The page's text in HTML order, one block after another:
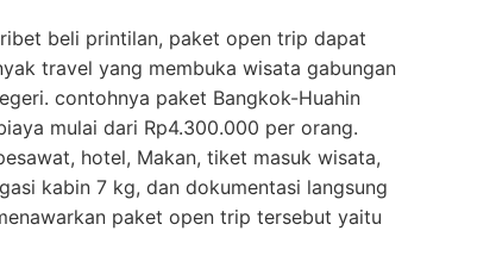
beli printilan, paket open trip dapat
travel yang membuka wisata gabungan
contohnya paket Bangkok-Huahin
mulai dari Rp4.300.000 per orang.
hotel, Makan, tiket masuk wisata,
kabin 7 kg, dan dokumentasi langsung
paket open trip tersebut yaitu